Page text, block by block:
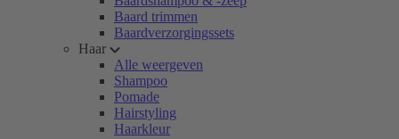
Baard trimmen
Baardverzorgingssets
Haar
Alle weergeven
Shampoo
Pomade
Hairstyling
Haarkleur